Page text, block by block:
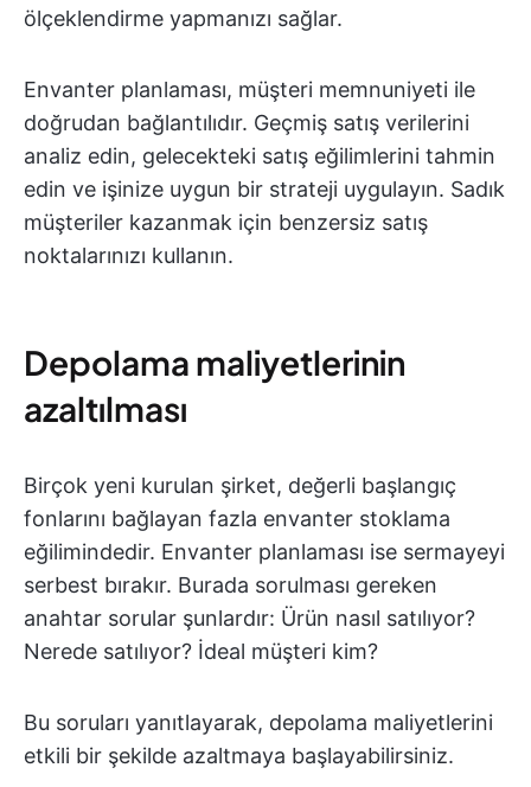
ölçeklendirme yapmanızı sağlar.
Envanter planlaması, müşteri memnuniyeti ile
doğrudan bağlantılıdır. Geçmiş satış verilerini
analiz edin, gelecekteki satış eğilimlerini tahmin
edin ve işinize uygun bir strateji uygulayın. Sadık
müşteriler kazanmak için benzersiz satış
noktalarınızı kullanın.
Depolama maliyetlerinin
azaltılması
Birçok yeni kurulan şirket, değerli başlangıç
fonlarını bağlayan fazla envanter stoklama
eğilimindedir. Envanter planlaması ise sermayeyi
serbest bırakır. Burada sorulması gereken
anahtar sorular şunlardır: Ürün nasıl satılıyor?
Nerede satılıyor? İdeal müşteri kim?
Bu soruları yanıtlayarak, depolama maliyetlerini
etkili bir şekilde azaltmaya başlayabilirsiniz.